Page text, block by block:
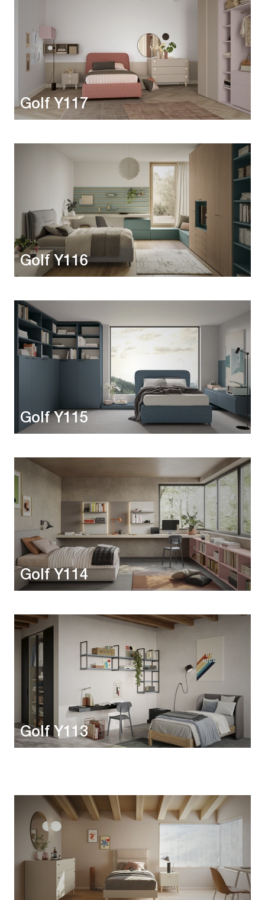
Golf Y117
Golf Y116
Golf Y115
Golf Y114
Golf Y113